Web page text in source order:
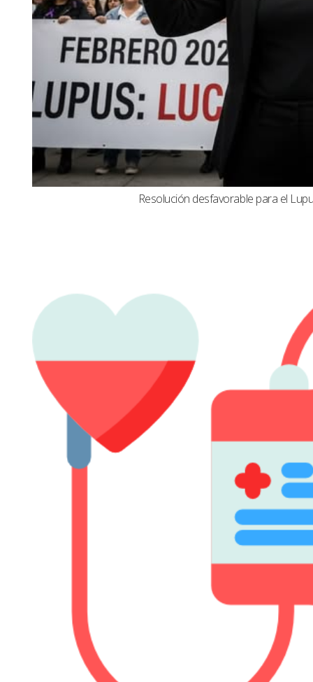
Resolución desfavorable para el